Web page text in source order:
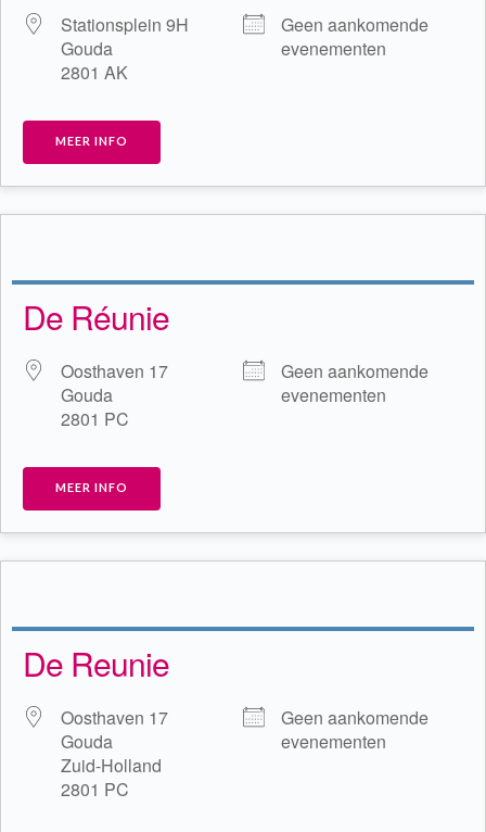
Stationsplein 9H
Gouda
2801 AK
Geen aankomende
evenementen
MEER INFO
De Réunie
Oosthaven 17
Gouda
2801 PC
Geen aankomende
evenementen
MEER INFO
De Reunie
Oosthaven 17
Gouda
Zuid-Holland
2801 PC
Geen aankomende
evenementen